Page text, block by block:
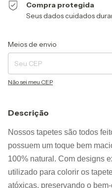
Compra protegida
Seus dados cuidados
Entregas para o CEP:
Meios de envio
Não sei meu CEP
Descrição
Nossos tapetes são todos
possuem um toque bem
100% natural. Com designs
utilizado para colorir os
atóxicas, preservando o